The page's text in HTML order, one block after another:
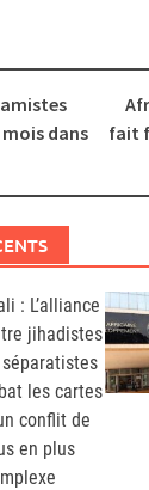
dans
fait
: L’alliance
jihadistes
les cartes
conflit de
en plus